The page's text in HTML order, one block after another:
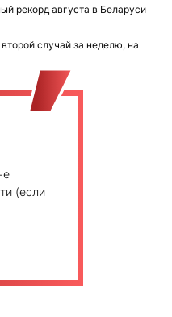
рекорд августа в Беларуси
случай за неделю, на
(если